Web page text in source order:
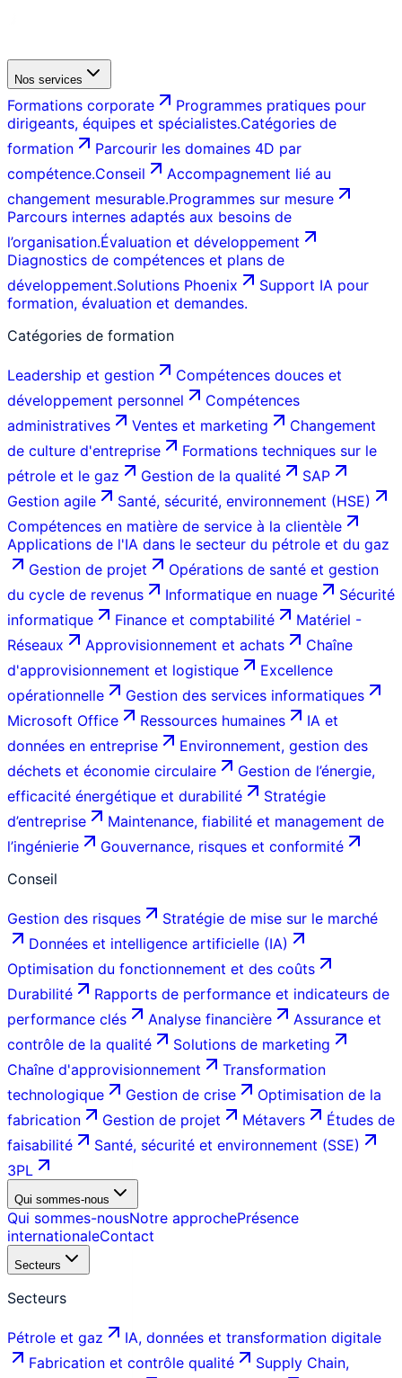
Nos services
Formations corporate
Programmes pratiques pour
dirigeants, équipes et spécialistes.Catégories de
formation
Parcourir les domaines 4D par
compétence.Conseil
Accompagnement lié au
changement mesurable.Programmes sur mesure
Parcours internes adaptés aux besoins de
l’organisation.Évaluation et développement
Diagnostics de compétences et plans de
développement.Solutions Phoenix
Support IA pour
formation, évaluation et demandes.
Catégories de formation
Leadership et gestion
Compétences douces et
développement personnel
Compétences
administratives
Ventes et marketing
Changement
de culture d'entreprise
Formations techniques sur le
pétrole et le gaz
Gestion de la qualité
SAP
Gestion agile
Santé, sécurité, environnement (HSE)
Compétences en matière de service à la clientèle
Applications de l'IA dans le secteur du pétrole et du gaz
Gestion de projet
Opérations de santé et gestion
du cycle de revenus
Informatique en nuage
Sécurité
informatique
Finance et comptabilité
Matériel -
Réseaux
Approvisionnement et achats
Chaîne
d'approvisionnement et logistique
Excellence
opérationnelle
Gestion des services informatiques
Microsoft Office
Ressources humaines
IA et
données en entreprise
Environnement, gestion des
déchets et économie circulaire
Gestion de l’énergie,
efficacité énergétique et durabilité
Stratégie
d’entreprise
Maintenance, fiabilité et management de
l’ingénierie
Gouvernance, risques et conformité
Conseil
Gestion des risques
Stratégie de mise sur le marché
Données et intelligence artificielle (IA)
Optimisation du fonctionnement et des coûts
Durabilité
Rapports de performance et indicateurs de
performance clés
Analyse financière
Assurance et
contrôle de la qualité
Solutions de marketing
Chaîne d'approvisionnement
Transformation
technologique
Gestion de crise
Optimisation de la
fabrication
Gestion de projet Métavers
Études de
faisabilité
Santé, sécurité et environnement (SSE)
3PL
Qui sommes-nous
Qui sommes-nousNotre approchePrésence
internationaleContact
Secteurs
Secteurs
Pétrole et gaz
IA, données et transformation digitale
Fabrication et contrôle qualité
Supply Chain,